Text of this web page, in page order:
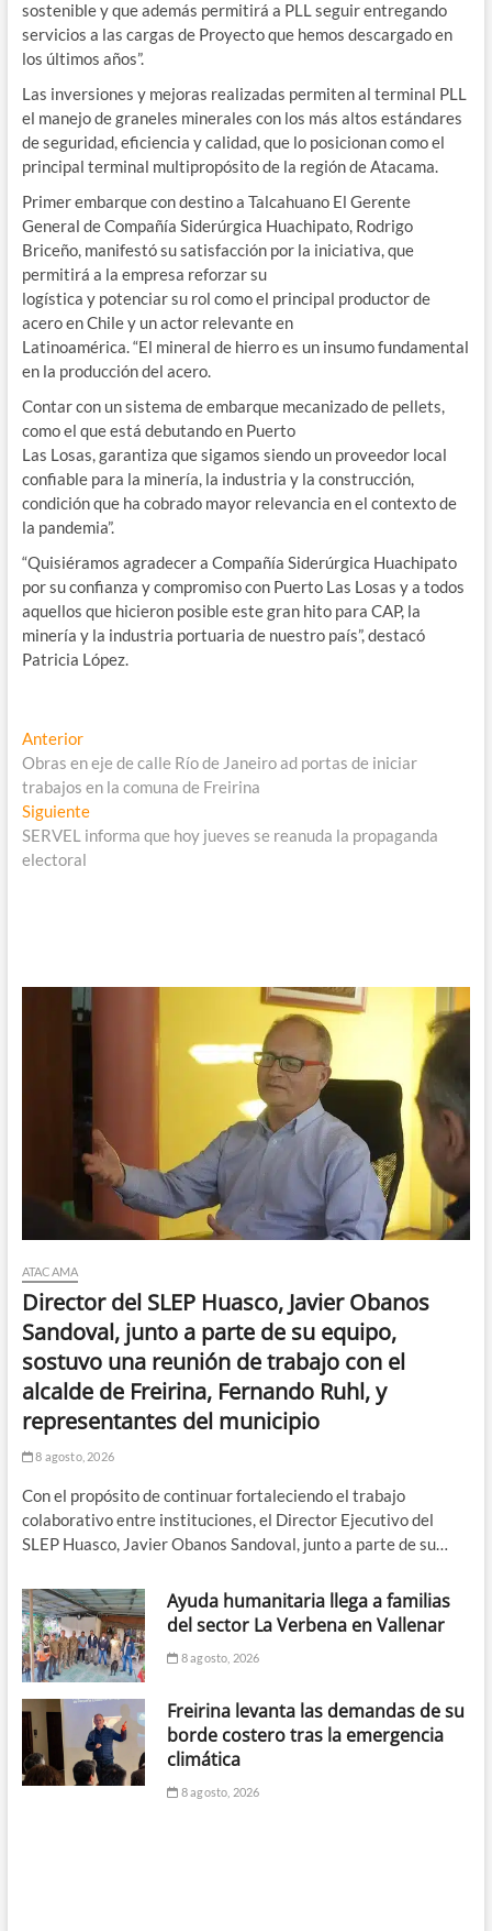
sostenible y que además permitirá a PLL seguir entregando
servicios a las cargas de Proyecto que hemos descargado en
los últimos años”.
Las inversiones y mejoras realizadas permiten al terminal PLL
el manejo de graneles minerales con los más altos estándares
de seguridad, eficiencia y calidad, que lo posicionan como el
principal terminal multipropósito de la región de Atacama.
Primer embarque con destino a Talcahuano El Gerente
General de Compañía Siderúrgica Huachipato, Rodrigo
Briceño, manifestó su satisfacción por la iniciativa, que
permitirá a la empresa reforzar su
logística y potenciar su rol como el principal productor de
acero en Chile y un actor relevante en
Latinoamérica. “El mineral de hierro es un insumo fundamental
en la producción del acero.
Contar con un sistema de embarque mecanizado de pellets,
como el que está debutando en Puerto
Las Losas, garantiza que sigamos siendo un proveedor local
confiable para la minería, la industria y la construcción,
condición que ha cobrado mayor relevancia en el contexto de
la pandemia”.
“Quisiéramos agradecer a Compañía Siderúrgica Huachipato
por su confianza y compromiso con Puerto Las Losas y a todos
aquellos que hicieron posible este gran hito para CAP, la
minería y la industria portuaria de nuestro país”, destacó
Patricia López.
Navegación
de
entradas
AnteriorEntrada
anterior:
Obras en eje de calle Río de Janeiro ad portas de iniciar
trabajos en la comuna de Freirina
SiguienteEntrada
siguiente:
SERVEL informa que hoy jueves se reanuda la propaganda
electoral
ATACAMA
Director del SLEP Huasco, Javier Obanos
Sandoval, junto a parte de su equipo,
sostuvo una reunión de trabajo con el
alcalde de Freirina, Fernando Ruhl, y
representantes del municipio
8 agosto, 2026
Con el propósito de continuar fortaleciendo el trabajo
colaborativo entre instituciones, el Director Ejecutivo del
SLEP Huasco, Javier Obanos Sandoval, junto a parte de su…
Ayuda humanitaria llega a familias
del sector La Verbena en Vallenar
8 agosto, 2026
Freirina levanta las demandas de su
borde costero tras la emergencia
climática
8 agosto, 2026